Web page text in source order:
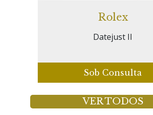
Rolex
Datejust II
Sob Consulta
VER TODOS